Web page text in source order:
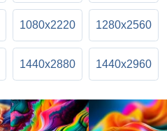
1080x2220 1280x2560
1440x2880 1440x2960